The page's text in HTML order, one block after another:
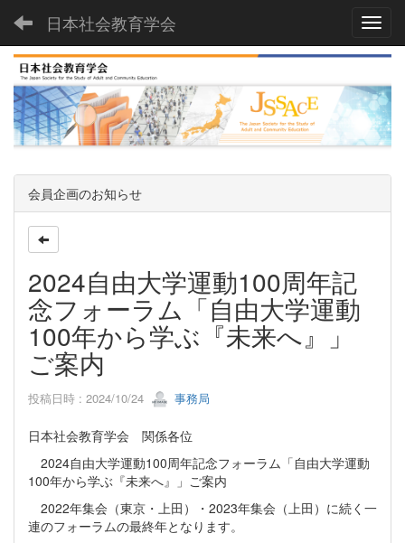
日本社会教育学会
会員企画のお知らせ
2024自由大学運動100周年記
念フォーラム「自由大学運動
100年から学ぶ『未来へ』」
ご案内
投稿日時 : 2024/10/24 事務局
日本社会教育学会 関係各位
2024自由大学運動100周年記念フォーラム「自由大学運動
100年から学ぶ『未来へ』」ご案内
2022年集会（東京・上田）・2023年集会（上田）に続く一
連のフォーラムの最終年となります。